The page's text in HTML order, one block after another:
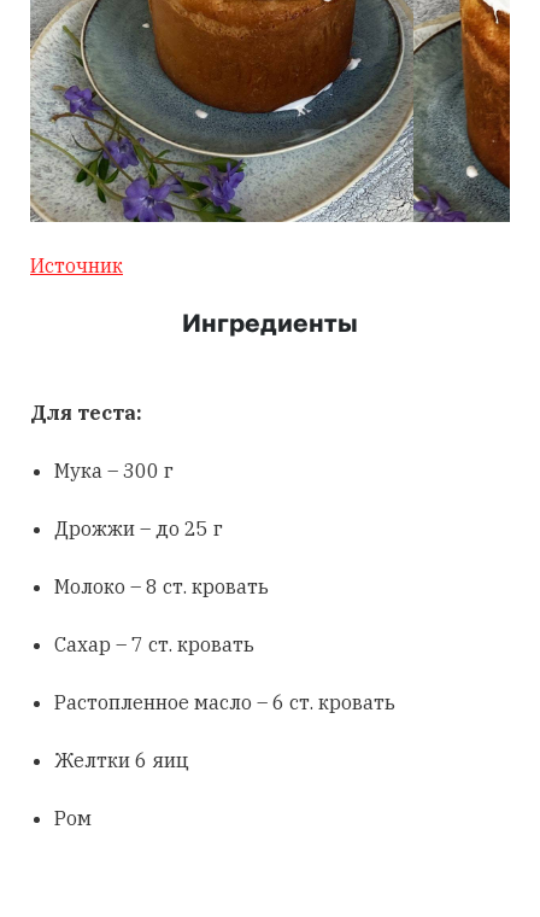
Источник
Ингредиенты
Для теста:
Мука – 300 г
Дрожжи – до 25 г
Молоко – 8 ст. кровать
Сахар – 7 ст. кровать
Растопленное масло – 6 ст. кровать
Желтки 6 яиц
Ром